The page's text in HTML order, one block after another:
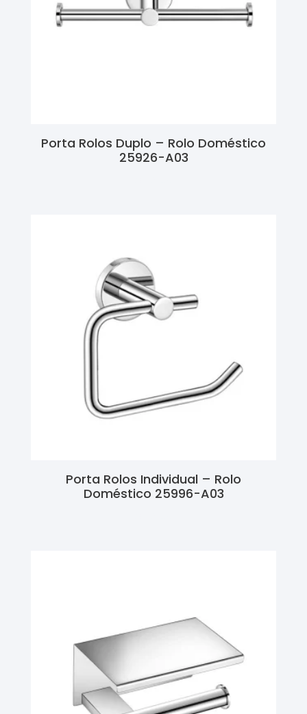
Porta Rolos Duplo – Rolo Doméstico
25926-A03
Porta Rolos Individual – Rolo
Doméstico 25996-A03